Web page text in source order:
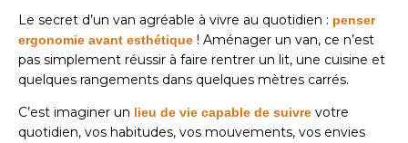
Le secret d’un van agréable à vivre au quotidien : penser
ergonomie avant esthétique ! Aménager un van, ce n’est
pas simplement réussir à faire rentrer un lit, une cuisine et
quelques rangements dans quelques mètres carrés.
C’est imaginer un lieu de vie capable de suivre votre
quotidien, vos habitudes, vos mouvements, vos envies